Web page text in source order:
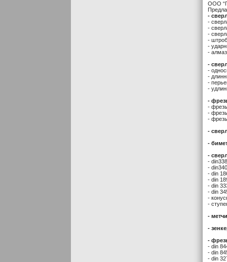
ООО
-
-
-
-
-
-
-
-
-
-
-
-
-
-
-
-
-
-
-
-
-
- din
- din
- din
- din
-
-
-
-
-
- din
- din
- din